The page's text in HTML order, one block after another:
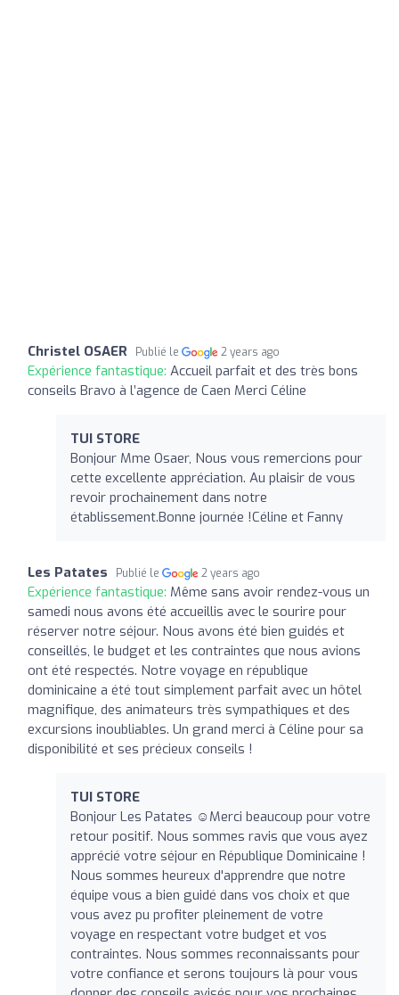
Christel OSAER Publié le 2 years ago
Expérience fantastique: Accueil parfait et des très bons
conseils Bravo à l’agence de Caen Merci Céline
TUI STORE
Bonjour Mme Osaer, Nous vous remercions pour
cette excellente appréciation. Au plaisir de vous
revoir prochainement dans notre
établissement.Bonne journée !Céline et Fanny
Les Patates Publié le 2 years ago
Expérience fantastique: Même sans avoir rendez-vous un
samedi nous avons été accueillis avec le sourire pour
réserver notre séjour. Nous avons été bien guidés et
conseillés, le budget et les contraintes que nous avions
ont été respectés. Notre voyage en république
dominicaine a été tout simplement parfait avec un hôtel
magnifique, des animateurs très sympathiques et des
excursions inoubliables. Un grand merci à Céline pour sa
disponibilité et ses précieux conseils !
TUI STORE
Bonjour Les Patates ☺️Merci beaucoup pour votre
retour positif. Nous sommes ravis que vous ayez
apprécié votre séjour en République Dominicaine !
Nous sommes heureux d'apprendre que notre
équipe vous a bien guidé dans vos choix et que
vous avez pu profiter pleinement de votre
voyage en respectant votre budget et vos
contraintes. Nous sommes reconnaissants pour
votre confiance et serons toujours là pour vous